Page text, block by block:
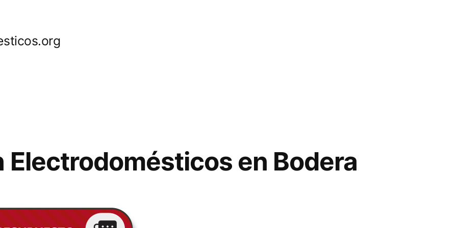
Electrodomésticos en Bodera